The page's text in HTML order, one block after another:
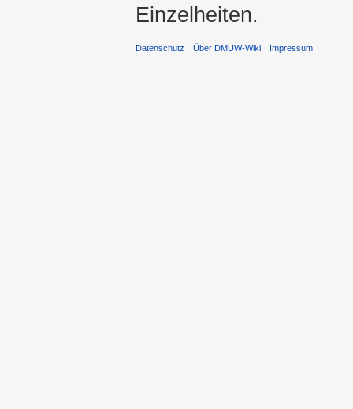
Einzelheiten.
Datenschutz Über DMUW-Wiki Impressum